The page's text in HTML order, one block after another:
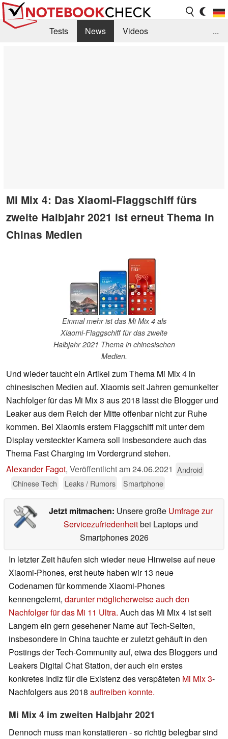
Tests News
Videos
...
Mi Mix 4: Das Xiaomi-Flaggschiff fürs
zweite Halbjahr 2021 ist erneut Thema in
Chinas Medien
Einmal mehr ist das Mi Mix 4 als
Xiaomi-Flaggschiff für das zweite
Halbjahr 2021 Thema in chinesischen
Medien.
Und wieder taucht ein Artikel zum Thema Mi Mix 4 in
chinesischen Medien auf. Xiaomis seit Jahren gemunkelter
Nachfolger für das Mi Mix 3 aus 2018 lässt die Blogger und
Leaker aus dem Reich der Mitte offenbar nicht zur Ruhe
kommen. Bei Xiaomis erstem Flaggschiff mit unter dem
Display versteckter Kamera soll insbesondere auch das
Thema Fast Charging im Vordergrund stehen.
Alexander Fagot, Veröffentlicht am24.06.2021 Android
Chinese Tech
Leaks / Rumors Smartphone
Jetzt mitmachen: Unsere große Umfrage zur
Servicezufriedenheitbei Laptops und
Smartphones 2026
In letzter Zeit häufen sich wieder neue Hinweise auf neue
Xiaomi-Phones, erst heute haben wir 13 neue
Codenamen für kommende Xiaomi-Phones
kennengelernt, darunter möglicherweise auch den
Nachfolger für das Mi 11 Ultra. Auch das Mi Mix 4 ist seit
Langem ein gern gesehener Name auf Tech-Seiten,
insbesondere in China tauchte er zuletzt gehäuft in den
Postings der Tech-Community auf, etwa des Bloggers und
Leakers Digital Chat Station, der auch ein erstes
konkretes Indiz für die Existenz des verspäteten Mi Mix 3-
Nachfolgers aus 2018 auftreiben konnte.
Mi Mix 4 im zweiten Halbjahr 2021
Dennoch muss man konstatieren - so richtig belegbar sind